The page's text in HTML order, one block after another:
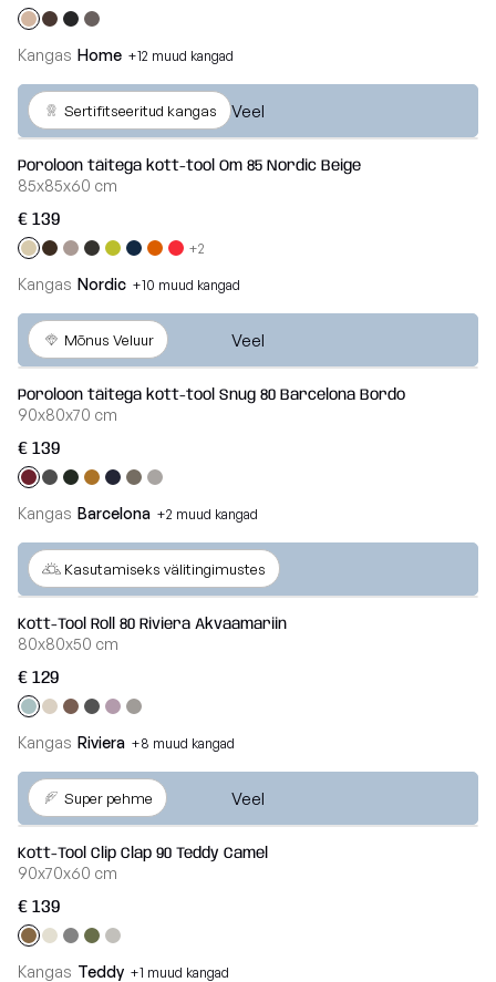
Kollektsioonid
eriväljaanne
OM
LOUNGE
MASS
RAZZ
ROLL
SNUG
MOOG
kõiki
Komplektid
Vaata
kõiki
Waves
luxe
+372 534 02414
info@slowdown.ee
Kontakt
Eesti
Kangas Home +12 muud kangad
Veel
Sertifitseeritud kangas
Poroloon täitega kott-tool Om 85 Nordic Beige
85x85x60 cm
€ 139
+2
Kangas Nordic +10 muud kangad
Veel
Mõnus Veluur
Poroloon täitega kott-tool Snug 80 Barcelona Bordo
90x80x70 cm
€ 139
Kangas Barcelona +2 muud kangad
Veel
Kasutamiseks välitingimustes
Kott-Tool Roll 80 Riviera Akvaamariin
80x80x50 cm
€ 129
Kangas Riviera +8 muud kangad
Veel
Super pehme
Kott-Tool Clip Clap 90 Teddy Camel
90x70x60 cm
€ 139
Kangas Teddy +1 muud kangad